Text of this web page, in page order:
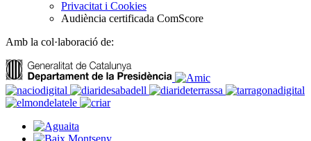
Privacitat i Cookies
Audiència certificada ComScore
Amb la col·laboració de: